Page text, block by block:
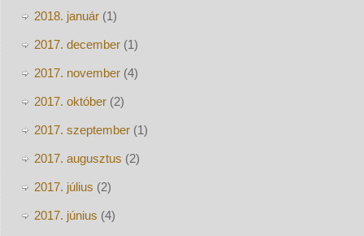
2018. január(1)
2017. december(1)
2017. november(4)
2017. október(2)
2017. szeptember(1)
2017. augusztus (2)
2017. július (2)
2017. június (4)